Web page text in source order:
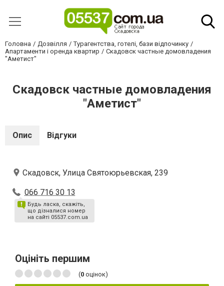
Головна Дозвілля
Турагентства, готелі, бази відпочинку
Апартаменти і оренда квартир
Скадовск частные домовладения
"Аметист"
Скадовск частные домовладения
"Аметист"
Опис Відгуки
Скадовск, Улица Святоюрьевская, 239
066 716 30 13
Будь ласка, скажіть,
що дізналися номер
на сайті 05537.com.ua
Оцініть першим
(0 оцінок)